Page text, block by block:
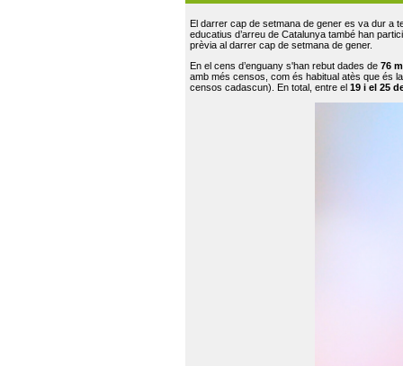
El darrer cap de setmana de gener es va dur a
educatius d’arreu de Catalunya també han
prèvia al darrer cap de setmana de gener.
En el cens d’enguany s'han rebut dades de 76
amb més censos, com és habitual atès que és
censos cadascun). En total, entre el 19 i el 25